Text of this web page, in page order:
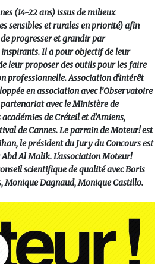
(14-22 ans) issus de milieux
sensibles et rurales en priorité) afin
de progresser et grandir par
Il a pour objectif de leur
leur proposer des outils pour les faire
professionnelle. Association d'intérêt
en association avec l’Observatoire
partenariat avec le Ministère de
de Créteil et d’Amiens,
de Cannes. Le parrain de Moteur! est
le président du Jury du Concours est
Al Malik. L'association Moteur!
scientifique de qualité avec Boris
Monique Dagnaud, Monique Castillo.